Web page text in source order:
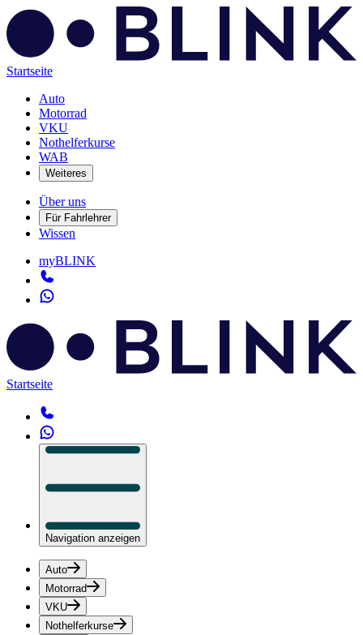
Startseite
Auto
Motorrad
VKU
Nothelferkurse
WAB
Weiteres
Über uns
Für Fahrlehrer
Wissen
myBLINK
Startseite
Navigation anzeigen
Auto
Motorrad
VKU
Nothelferkurse